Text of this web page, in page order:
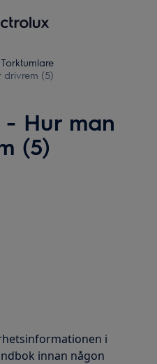
drivrem (5)
Hur man
(5)
i
innan någon